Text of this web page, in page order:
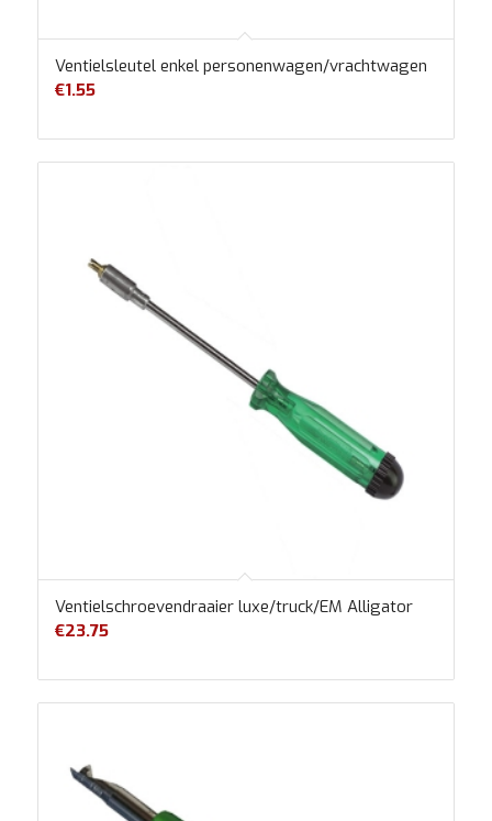
Ventielsleutel enkel personenwagen/vrachtwagen
€1.55
Ventielschroevendraaier luxe/truck/EM Alligator
€23.75